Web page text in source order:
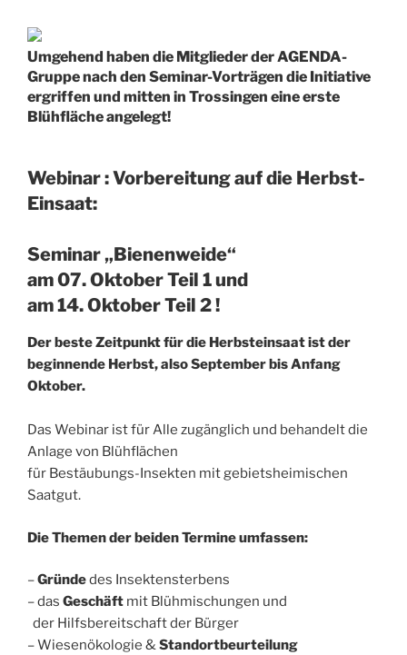
Umgehend haben die Mitglieder der AGENDA-
Gruppe nach den Seminar-Vorträgen die Initiative
ergriffen und mitten in Trossingen eine erste
Blühfläche angelegt!
Webinar : Vorbereitung auf die Herbst-
Einsaat:
Seminar „Bienenweide“
am 07. Oktober Teil 1 und
am 14. Oktober Teil 2 !
Der beste Zeitpunkt für die Herbsteinsaat ist der
beginnende Herbst, also September bis Anfang
Oktober.
Das Webinar ist für Alle zugänglich und behandelt die
Anlage von Blühflächen
für Bestäubungs-Insekten mit gebietsheimischen
Saatgut.
Die Themen der beiden Termine umfassen:
–Gründedes Insektensterbens
– das Geschäft mit Blühmischungen und
der Hilfsbereitschaft der Bürger
– Wiesenökologie &Standortbeurteilung